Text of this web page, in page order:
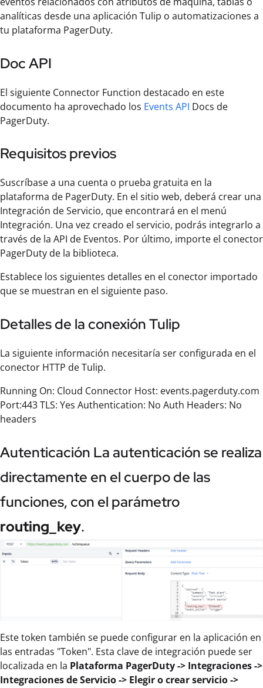
analíticas desde una aplicación Tulip o automatizaciones a
tu plataforma PagerDuty.
Doc API
El siguiente Connector Function destacado en este
documento ha aprovechado los Events API Docs de
PagerDuty.
Requisitos previos
Suscríbase a una cuenta o prueba gratuita en la
plataforma de PagerDuty. En el sitio web, deberá crear una
Integración de Servicio, que encontrará en el menú
Integración. Una vez creado el servicio, podrás integrarlo a
través de la API de Eventos. Por último, importe el conector
PagerDuty de la biblioteca.
Establece los siguientes detalles en el conector importado
que se muestran en el siguiente paso.
Detalles de la conexión Tulip
La siguiente información necesitaría ser configurada en el
conector HTTP de Tulip.
Running On: Cloud Connector Host: events.pagerduty.com
Port:443 TLS: Yes Authentication: No Auth Headers: No
headers
Autenticación La autenticación se realiza
directamente en el cuerpo de las
funciones, con el parámetro
routing_key.
Este token también se puede configurar en la aplicación en
las entradas "Token". Esta clave de integración puede ser
localizada en la Plataforma PagerDuty -> Integraciones ->
Integraciones de Servicio -> Elegir o crear servicio ->